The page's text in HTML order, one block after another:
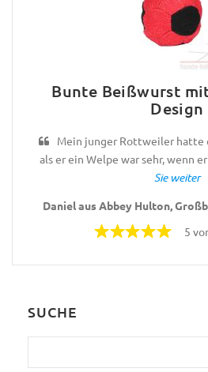
Bunte Beißwurst
Design
Mein junger Rottweiler hatte
als er ein Welpe war sehr, wenn
Sie weiter
Daniel aus Abbey Hulton,
5
SUCHE